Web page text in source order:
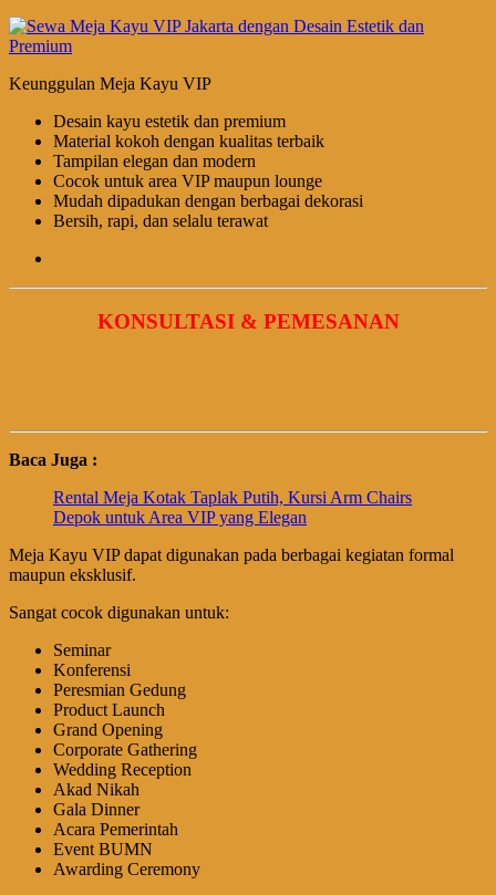
Keunggulan Meja Kayu VIP
Desain kayu estetik dan premium
Material kokoh dengan kualitas terbaik
Tampilan elegan dan modern
Cocok untuk area VIP maupun lounge
Mudah dipadukan dengan berbagai dekorasi
Bersih, rapi, dan selalu terawat
KONSULTASI & PEMESANAN
Baca Juga :
Rental Meja Kotak Taplak Putih, Kursi Arm Chairs
Depok untuk Area VIP yang Elegan
Meja Kayu VIP dapat digunakan pada berbagai kegiatan formal
maupun eksklusif.
Sangat cocok digunakan untuk:
Seminar
Konferensi
Peresmian Gedung
Product Launch
Grand Opening
Corporate Gathering
Wedding Reception
Akad Nikah
Gala Dinner
Acara Pemerintah
Event BUMN
Awarding Ceremony